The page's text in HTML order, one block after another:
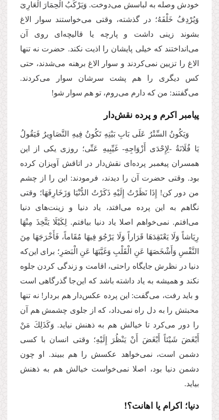
خودش وصله به لباسش می‌دوخت. وَیَرْكَبُ الْحِمَارَ الْعَارِیَ
وَیُرْدِفُ خَلْفَهُ؛ در گذشته، وقتی می‌خواستند سوار الاغ
بشوند زینی داشت و پارچه یا قالیچه‌ای روی آن
می‌انداختند که خیلی پایشان را اذیت نکند. حضرت نه تنها
الاغ را تزیین نمی‌کردند و سوار الاغ برهنه می‌شدند، حتی
کس دیگری را هم پشت سرشان سوار می‌کردند.
می‌گفتند: من که دارم می‌روم، تو هم سوار شو!
‌پیامبر اکرم و پرده نقش‌دار
وَیَكُونُ السِّتْرُ عَلَى بَابِ بَیْتِهِ تَكُونُ فِیهِ التَّصَاوِیرُ فَیَقُولُ
یَا فُلَانَةُ -لِإِحْدَى أَزْوَاجِهِ‌- غَیِّبِیهِ عَنِّی؛ روزی یکی از این
همسران پیغمبر پرده‌ای نقش‌دار در اتاقش آویزان کرده
بود. وقتی حضرت آن را دیدند، فرمودند: این را از چشم
من دور کن! إِذَا نَظَرْتُ إِلَیْهِ ذَكَرْتُ الدُّنْیَا وَزَخَارِفَهَا؛ وقتی
نگاهم به این پرده می‌افتد، یاد دنیا و زینت‌های دنیا
می‌افتم. نمی‌خواهم اصلا یاد دنیا بیافتم. لِكَیْلَا یَتَّخِذَ مِنْهَا
رِیَاشاً وَلَا یَعْتَقِدَهَا قَرَاراً وَلَا یَرْجُوَ فِیهَا مُقَاماً، فَأَخْرَجَهَا مِنَ
النَّفْسِ وَأَشْخَصَهَا عَنِ الْقَلْبِ وَغَیَّبَهَا عَنِ الْبَصَرِ؛ برای این‌که
دنیا در نظرش جایگاه راحتی، اقامت و زندگی کردن جلوه
نکند و همیشه به یاد داشته باشد که این‌جا گذرگاهی است
و باید رفت، می‌گفت: این پرده عکس‌دار هم بردار! نه تنها
محبتش را به دل راه نمی‌داد، که از جلوی چشمش هم آن
را دور می‌کرد تا خیالش هم به ذهنش نیاید. وَكَذَلِكَ مَنْ
أَبْغَضَ شَیْئاً أَبْغَضَ أَنْ یَنْظُرَ إِلَیْهِ؛ وقتی انسان با کسی
دشمن است، نمی‌خواهد عکسش را هم ببیند. او چون
دشمن دنیا بود، اصلا نمی‌خواست خیالش هم به ذهنش
بیاید.
دنیا؛ اکرام یا اهانت؟!